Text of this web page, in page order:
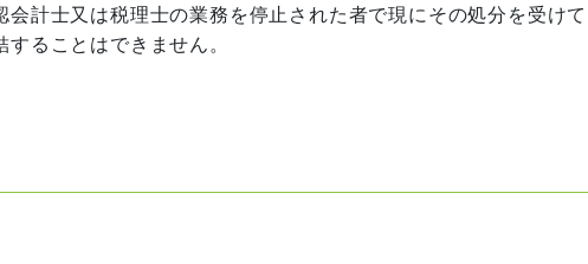
計士又は税理士の業務を停止された者で現にその処分を受けて
ることはできません。